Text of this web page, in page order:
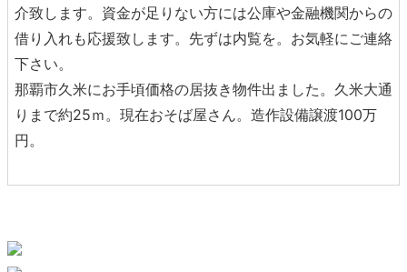
介致します。資金が足りない方には公庫や金融機関からの
借り入れも応援致します。先ずは内覧を。お気軽にご連絡
下さい。
那覇市久米にお手頃価格の居抜き物件出ました。久米大通
りまで約25ｍ。現在おそば屋さん。造作設備譲渡100万
円。